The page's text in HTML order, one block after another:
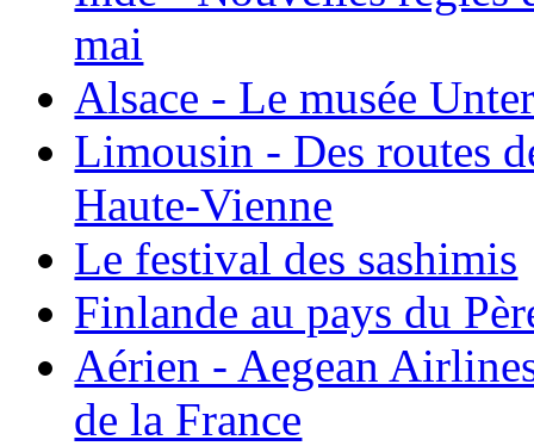
mai
Alsace - Le musée
Limousin - Des routes
Haute-Vienne
Le festival des sashimis
Finlande au pays du
Aérien - Aegean
de la France